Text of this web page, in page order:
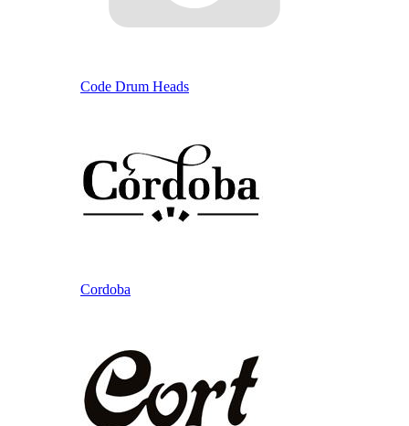
Code Drum Heads
Cordoba